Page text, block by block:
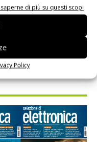
di più su questi scopi
Policy